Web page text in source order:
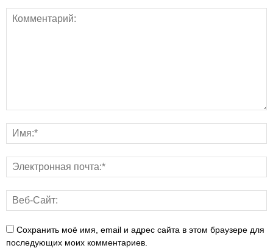
Сохранить моё имя, email и адрес сайта в этом браузере для
последующих моих комментариев.